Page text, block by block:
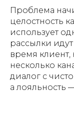
Проблема
целостность
использует
рассылки
время клиент,
несколько
диалог с
а лояльность